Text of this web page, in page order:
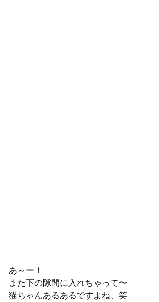
あ～ー！
また下の隙間に入れちゃって〜
猫ちゃんあるあるですよね、笑